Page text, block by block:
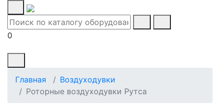
0
Главная
Воздуходувки
Роторные воздуходувки Рутса